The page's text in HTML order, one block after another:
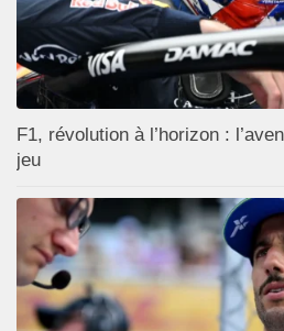
F1, révolution à l’horizon :
jeu